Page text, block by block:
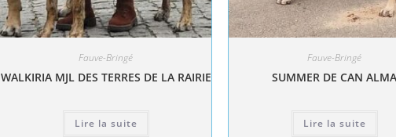
Fauve-Bringé
WALKIRIA MJL DES TERRES DE LA RAIRIE
Lire la suite
Fauve-Bringé
SUMMER DE CAN ALMA
Lire la suite